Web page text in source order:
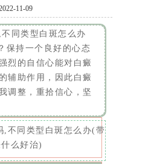
11-09
同类型白斑怎么办
保持一个良好的心态
烈的自信心能对白癜
辅助作用，因此白癜
调整，重拾信心，坚